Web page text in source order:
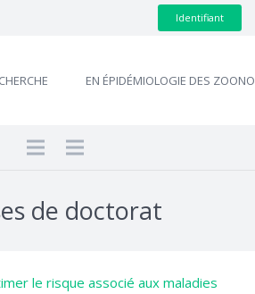
Identifiant
EN ÉPIDÉMIOLOGIE DES
de doctorat
le risque associé aux maladies